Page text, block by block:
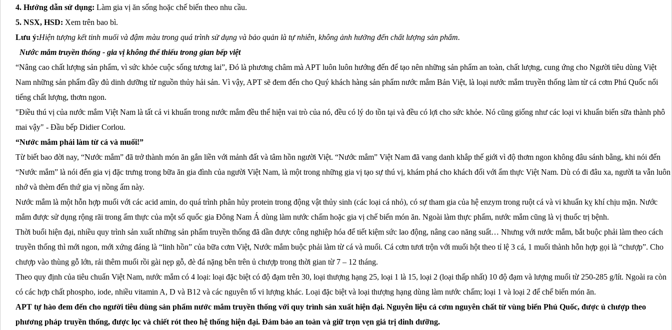
4. Hướng dẫn sử dụng: Làm gia vị ăn sống hoặc chế biến theo nhu cầu.
5. NSX, HSD: Xem trên bao bì.
Lưu ý:Hiện tượng kết tinh muối và đậm màu trong quá trình sử dụng và bảo quản là tự nhiên, không ảnh hưởng đến chất lượng sản phẩm.
Nước mắm truyền thống - gia vị không thể thiếu trong gian bếp việt
“Nâng cao chất lượng sản phẩm, vì sức khỏe cuộc sống tương lai”, Đó là phương châm mà APT luôn luôn hướng đến để tạo nên những sản phẩm an toàn, chất lượng, cung ứng cho Người tiêu dùng Việt
Nam những sản phẩm đầy đủ dinh dưỡng từ nguồn thủy hải sản. Vì vậy, APT sẽ đem đến cho Quý khách hàng sản phẩm nước mắm Bản Việt, là loại nước mắm truyền thống làm từ cá cơm Phú Quốc nổi
tiếng chất lượng, thơm ngon.
"Điều thú vị của nước mắm Việt Nam là tất cả vi khuẩn trong nước mắm đều thể hiện vai trò của nó, đều có lý do tồn tại và đều có lợi cho sức khỏe. Nó cũng giống như các loại vi khuẩn biến sữa thành phô
mai vậy" - Đầu bếp Didier Corlou.
“Nước mắm phải làm từ cá và muối!”
Từ biết bao đời nay, “Nước mắm” đã trở thành món ăn gắn liền với mảnh đất và tâm hồn người Việt. “Nước mắm” Việt Nam đã vang danh khắp thế giới vì độ thơm ngon không đâu sánh bằng, khi nói đến
“Nước mắm” là nói đến gia vị đặc trưng trong bữa ăn gia đình của người Việt Nam, là một trong những gia vị tạo sự thú vị, khám phá cho khách đối với ẩm thực Việt Nam. Dù có đi đâu xa, người ta vẫn luôn
nhớ và thèm đến thứ gia vị nồng ấm này.
Nước mắm là một hỗn hợp muối với các acid amin, do quá trình phân hủy protein trong động vật thủy sinh (các loại cá nhỏ), có sự tham gia của hệ enzym trong ruột cá và vi khuẩn kỵ khí chịu mặn. Nước
mắm được sử dụng rộng rãi trong ẩm thực của một số quốc gia Đông Nam Á dùng làm nước chấm hoặc gia vị chế biến món ăn. Ngoài làm thực phẩm, nước mắm cũng là vị thuốc trị bệnh.
Thời buổi hiện đại, nhiều quy trình sản xuất những sản phẩm truyền thống đã dần được công nghiệp hóa để tiết kiệm sức lao động, nâng cao năng suất… Nhưng với nước mắm, bắt buộc phải làm theo cách
truyền thống thì mới ngon, mới xứng đáng là “linh hồn” của bữa cơm Việt, Nước mắm buộc phải làm từ cá và muối. Cá cơm tươi trộn với muối hột theo tỉ lệ 3 cá, 1 muối thành hỗn hợp gọi là “chượp”. Cho
chượp vào thùng gỗ lớn, rải thêm muối rồi gài nẹp gỗ, đè đá nặng bên trên ủ chượp trong thời gian từ 7 – 12 tháng.
Theo quy định của tiêu chuẩn Việt Nam, nước mắm có 4 loại: loại đặc biệt có độ đạm trên 30, loại thượng hạng 25, loại 1 là 15, loại 2 (loại thấp nhất) 10 độ đạm và lượng muối từ 250-285 g/lít. Ngoài ra còn
có các hợp chất phospho, iode, nhiều vitamin A, D và B12 và các nguyên tố vi lượng khác. Loại đặc biệt và loại thượng hạng dùng làm nước chấm; loại 1 và loại 2 để chế biến món ăn.
APT tự hào đem đến cho người tiêu dùng sản phẩm nước mắm truyền thống với quy trình sản xuất hiện đại. Nguyên liệu cá cơm nguyên chất từ vùng biển Phú Quốc, được ủ chượp theo
phương pháp truyền thống, được lọc và chiết rót theo hệ thống hiện đại. Đảm bảo an toàn và giữ trọn vẹn giá trị dinh dưỡng.